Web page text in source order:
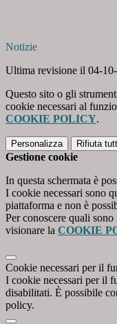
Notizie
Ultima revisione il 04-
Questo sito o gli
cookie necessari al
COOKIE POLICY.
Personalizza Rifiuta
Gestione cookie
In questa schermata è
I cookie necessari sono
piattaforma e non è
Per conoscere quali
visionare la COOKIE
Cookie necessari per il
I cookie necessari per il
disabilitati. È possibile
policy.